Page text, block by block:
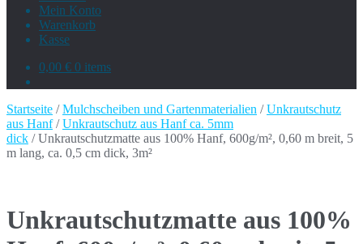
Mein Konto
Warenkorb
Kasse
0,00 € 0 items
Startseite /Mulchscheiben und Gartenmaterialien /Unkrautschutz
aus Hanf/Unkrautschutz aus Hanf ca. 5mm
dick / Unkrautschutzmatte aus 100% Hanf, 600g/m², 0,60 m breit, 5
m lang, ca. 0,5 cm dick, 3m²
Unkrautschutzmatte aus 100%